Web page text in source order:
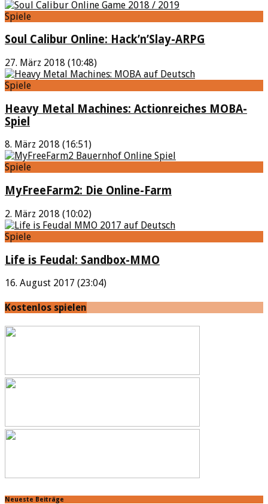
Spiele
Soul Calibur Online: Hack’n’Slay-ARPG
27. März 2018 (10:48)
Spiele
Heavy Metal Machines: Actionreiches MOBA-
Spiel
8. März 2018 (16:51)
Spiele
MyFreeFarm2: Die Online-Farm
2. März 2018 (10:02)
Spiele
Life is Feudal: Sandbox-MMO
16. August 2017 (23:04)
Kostenlos spielen
Neueste Beiträge